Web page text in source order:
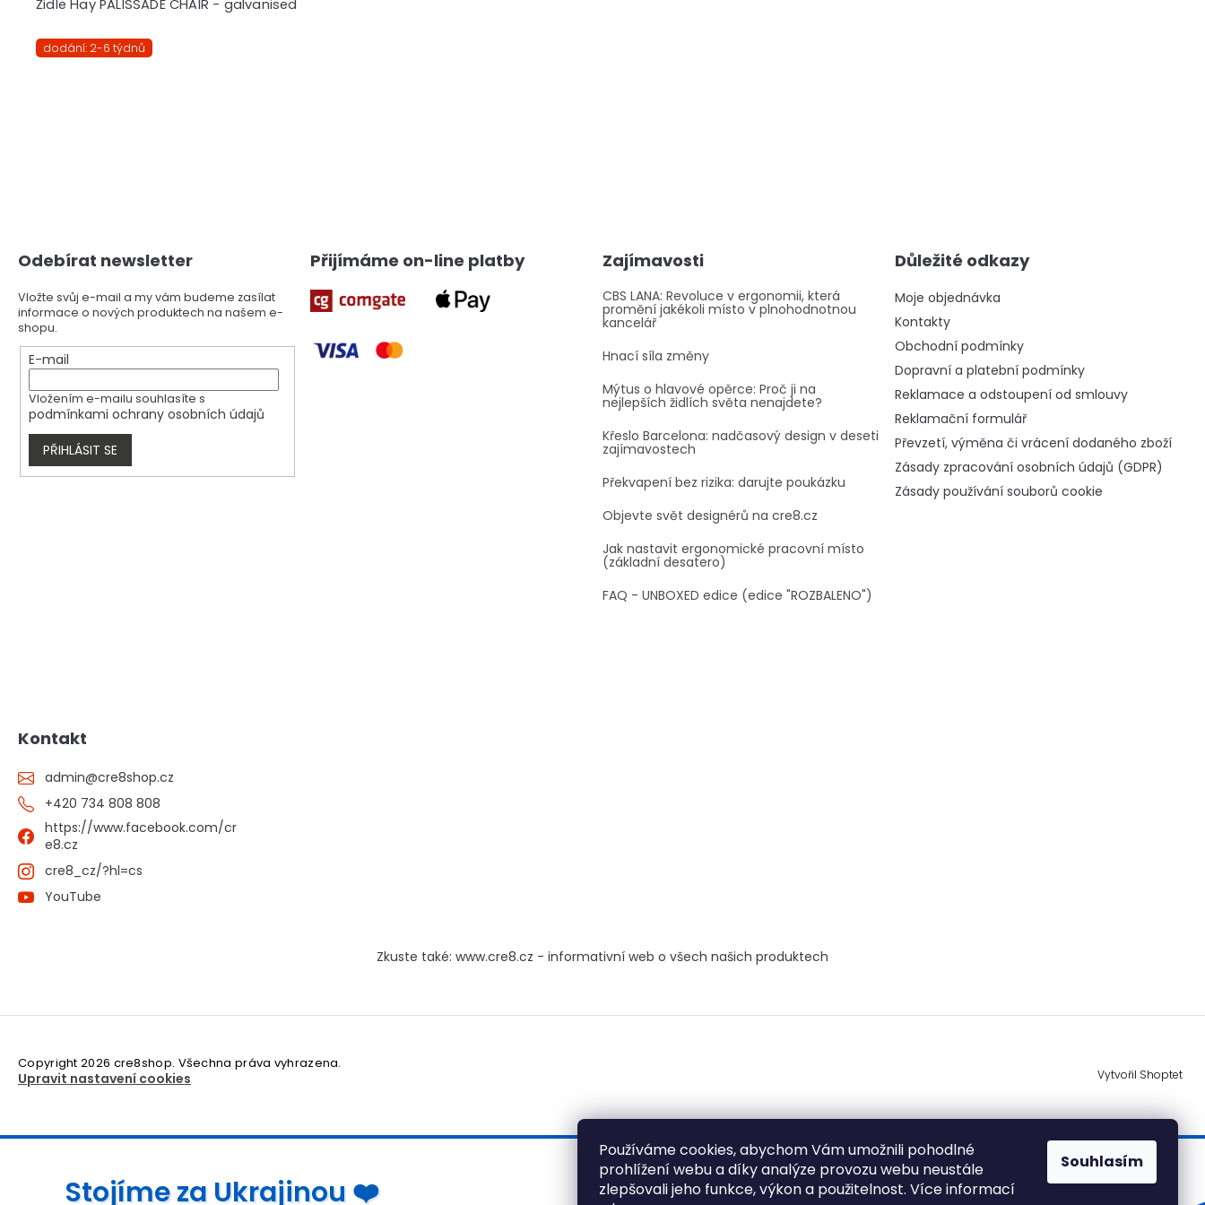
Používáme cookies, abychom Vám umožnili pohodlné
prohlížení webu a díky analýze provozu webu neustále
zlepšovali jeho funkce, výkon a použitelnost. Více informací
Souhlasím
Židle Hay PALISSADE CHAIR - galvanised
dodání: 2-6 týdnů
c
p
r
v
k
y
v
ý
i
s
Odebírat newsletter
Vložte svůj e-mail a my vám budeme zasílat
informace o nových produktech na našem e-
shopu.
E-mail
Vložením e-mailu souhlasíte s
podmínkami ochrany osobních údajů
PŘIHLÁSIT SE
Přijímáme on-line platby Zajímavosti
CBS LANA: Revoluce v ergonomii, která
promění jakékoli místo v plnohodnotnou
kancelář
Hnací síla změny
Mýtus o hlavové opěrce: Proč ji na
nejlepších židlích světa nenajdete?
Křeslo Barcelona: nadčasový design v deseti
zajímavostech
Překvapení bez rizika: darujte poukázku
Objevte svět designérů na cre8.cz
Jak nastavit ergonomické pracovní místo
(základní desatero)
FAQ - UNBOXED edice (edice "ROZBALENO")
Důležité odkazy
Moje objednávka
Kontakty
Obchodní podmínky
Dopravní a platební podmínky
Reklamace a odstoupení od smlouvy
Reklamační formulář
Převzetí, výměna či vrácení dodaného zboží
Zásady zpracování osobních údajů (GDPR)
Zásady používání souborů cookie
Kontakt
admin@cre8shop.cz
+420 734 808 808
https://www.facebook.com/cr
e8.cz
cre8_cz/?hl=cs
YouTube
Zkuste také: www.cre8.cz - informativní web o všech našich produktech
Vytvořil Shoptet
Copyright 2026 cre8shop. Všechna práva vyhrazena.
Upravit nastavení cookies
Stojíme za Ukrajinou ❤️